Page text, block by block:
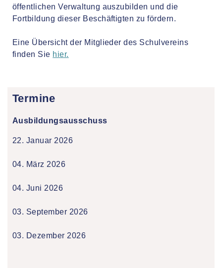
öffentlichen Verwaltung auszubilden und die
Fortbildung dieser Beschäftigten zu fördern.
Eine Übersicht der Mitglieder des Schulvereins
finden Sie hier.
Termine
Ausbildungsausschuss
22. Januar 2026
04. März 2026
04. Juni 2026
03. September 2026
03. Dezember 2026